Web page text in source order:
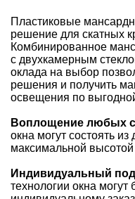
Пластиковые
решение для скатных
Комбинированное
с двухкамерным
оклада на выбор
решения и получить
освещения по
Воплощение любых
окна могут состоять из
максимальной
Индивидуальный
технологии окна